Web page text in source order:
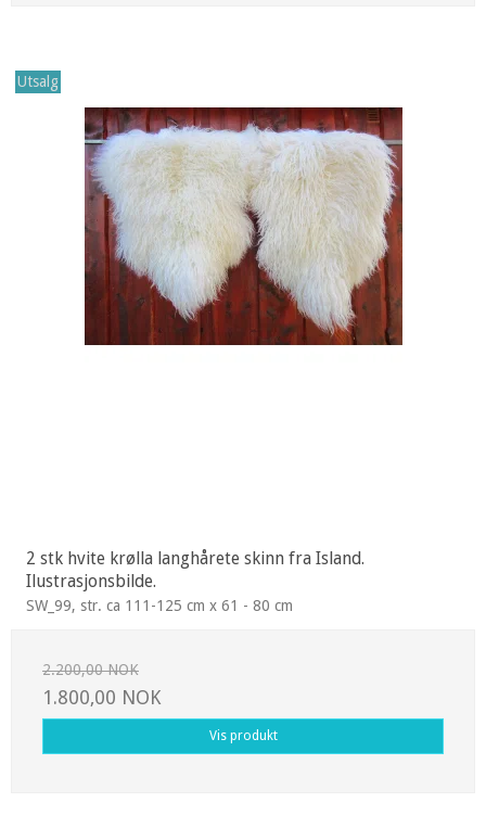
Utsalg
2 stk hvite krølla langhårete skinn fra Island.
Ilustrasjonsbilde.
SW_99, str. ca 111-125 cm x 61 - 80 cm
2.200,00 NOK
1.800,00 NOK
Vis produkt